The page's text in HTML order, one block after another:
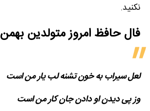
نکنید.
فال حافظ امروز متولدین‌ بهمن
لعل سیراب به خون تشنه لب یار من است
وز پی دیدن او دادن جان کار من است